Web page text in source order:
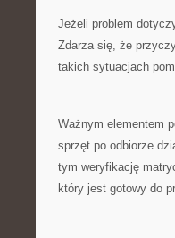
Jeżeli problem
Zdarza się, że
takich sytuacjach
Ważnym elementem
sprzęt po odbiorze
tym weryfikację
który jest gotowy do